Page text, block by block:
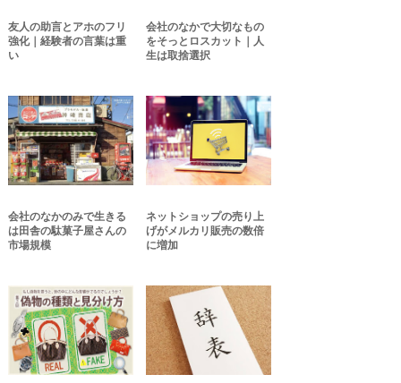
友人の助言とアホのフリ
強化｜経験者の言葉は重
い
会社のなかで大切なもの
をそっとロスカット｜人
生は取捨選択
会社のなかのみで生きる
は田舎の駄菓子屋さんの
市場規模
ネットショップの売り上
げがメルカリ販売の数倍
に増加